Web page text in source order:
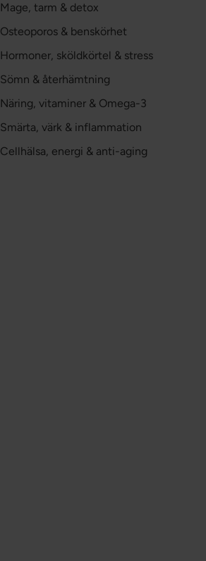
Mage, tarm & detox
Osteoporos & benskörhet
Hormoner, sköldkörtel & stress
Sömn & återhämtning
Näring, vitaminer & Omega-3
Smärta, värk & inflammation
Cellhälsa, energi & anti-aging